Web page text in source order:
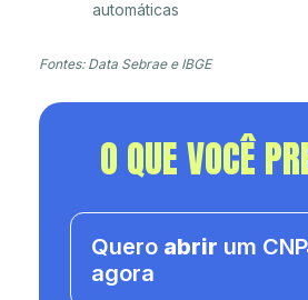
automáticas
Fontes: Data Sebrae e IBGE
O QUE VOCÊ
Quero abrir um
agora